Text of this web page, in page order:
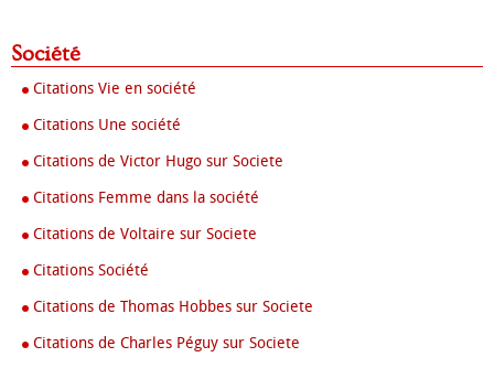
Société
Citations Vie en société
Citations Une société
Citations de Victor Hugo sur Societe
Citations Femme dans la société
Citations de Voltaire sur Societe
Citations Société
Citations de Thomas Hobbes sur Societe
Citations de Charles Péguy sur Societe